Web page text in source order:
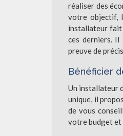
réaliser des
votre objectif,
installateur fait
ces derniers. Il
preuve de
Bénéficier
Un installateur
unique, il
de vous
votre budget et